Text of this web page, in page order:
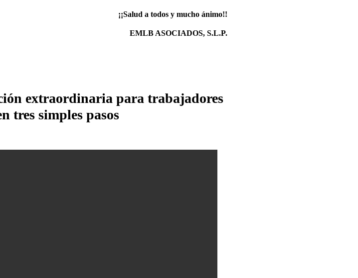
¡¡Salud a todos y mucho ánimo!!
EMLB ASOCIADOS, S.L.P.
extraordinaria para trabajadores
tres simples pasos